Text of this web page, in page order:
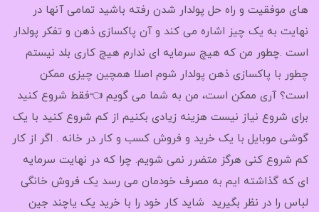
های موفقیت و راه حل پولدار شدن رفته باشید تمامی آنها در
نهایت به یک چیز اشاره می کند و آن پاکسازی ذهن و تفکر پولدار
است .چطور من که هیچ سرمایه ای ندارم هیچ کاری بلد نیستم
چطور با پاکسازی ذهن پولدار شوم اصلا همچین چیزی ممکن
است؟ آری ممکن است، من به شما می گویم 👈فقط شروع کنید
برای شروع نیاز نیست هزینه زیادی بکنیم از کم شروع کنید با یک
گوشی موبایل با یک خرید و فروش کسب و کار در خانه . اگر از کار
کم شروع کنی هرگز متضرر نمی شویم. چرا که در نهایت سرمایه
ای که گذاشته ایم به مصرف خودمان می رسد یک فروش خانگی
لباس را در نظر بگیرید شاید کار خود را با خرید یک یاچند جین